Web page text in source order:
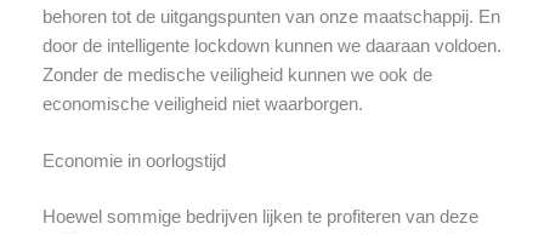
behoren tot de uitgangspunten van onze maatschappij. En
door de intelligente lockdown kunnen we daaraan voldoen.
Zonder de medische veiligheid kunnen we ook de
economische veiligheid niet waarborgen.
Economie in oorlogstijd
Hoewel sommige bedrijven lijken te profiteren van deze